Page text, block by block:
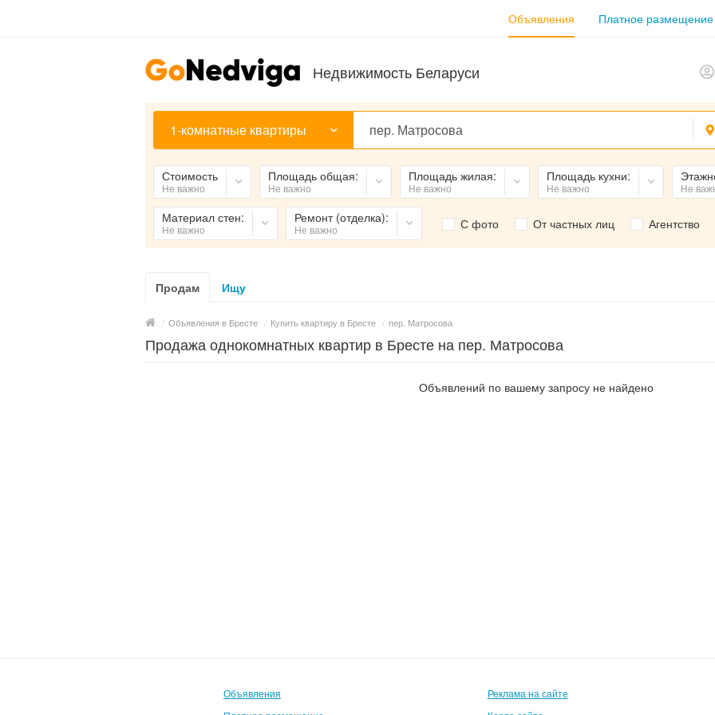
Объявления Платное размещение
Недвижимость Беларуси
1-комнатные квартиры
Стоимость
Не важно
Площадь общая:
Не важно
Площадь жилая:
Не важно
Площадь кухни:
Не важно Не
Материал стен:
Не важно
Ремонт (отделка):
Не важно С фото От частных лиц Агентство
Продам Ищу
/ Объявления в Бресте / Купить квартиру в Бресте / пер. Матросова
Продажа однокомнатных квартир в Бресте на пер. Матросова
Объявлений по вашему запросу не найдено
Объявления
Реклама на сайте